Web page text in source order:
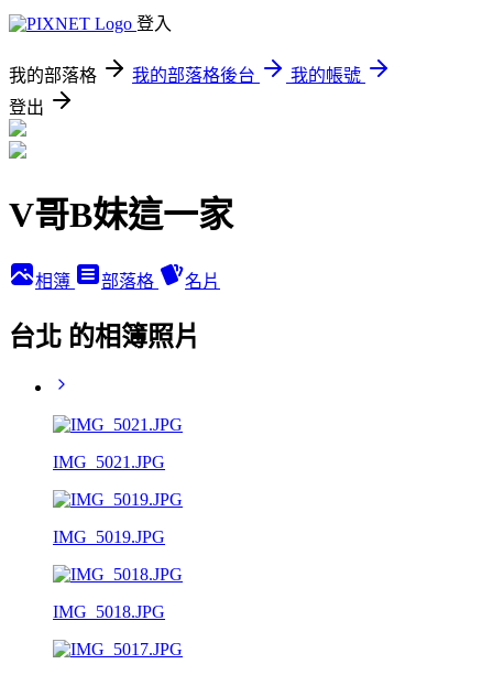
登入
我的部落格 我的部落格後台
我的帳號
登出
V哥B妹這一家
相簿 部落格 名片
台北 的相簿照片
IMG_5021.JPG
IMG_5019.JPG
IMG_5018.JPG